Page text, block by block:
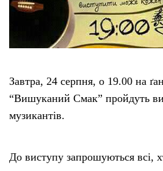
Завтра, 24 серпня, о 19.00 на
“Вишуканий Смак” пройдуть
музикантів.
До виступу запрошуються всі,